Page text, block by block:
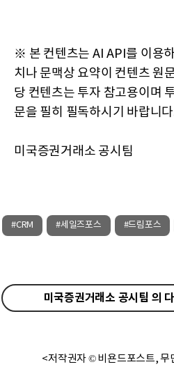
※ 본 컨텐츠는 AI API를 이용
치나 문맥상 요약이 컨텐츠 원
당 컨텐츠는 투자 참고용이며
문을 필히 필독하시기 바랍니
미국증권거래소 공시팀
#CRM #세일즈포스 #드림포스
미국증권거래소 공시팀 의
<저작권자 © 비욘드포스트, 무